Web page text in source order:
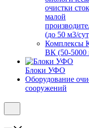
очистки
малой
(до 50 м3/
Комплексы
ВК (50-5000
Блоки УФО
Оборудование
сооружений